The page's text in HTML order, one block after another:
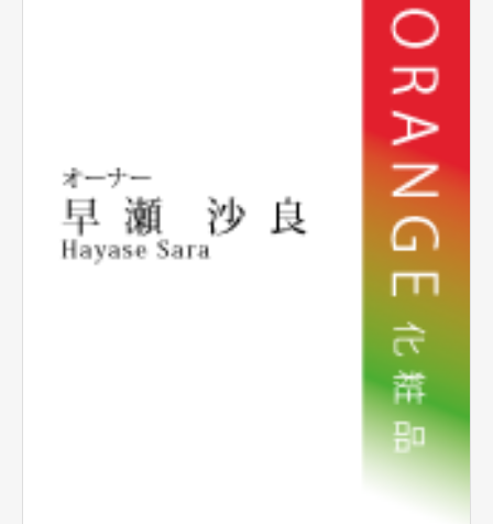
ビジネスモノクロ
ビジネスカラー
デザイン名刺